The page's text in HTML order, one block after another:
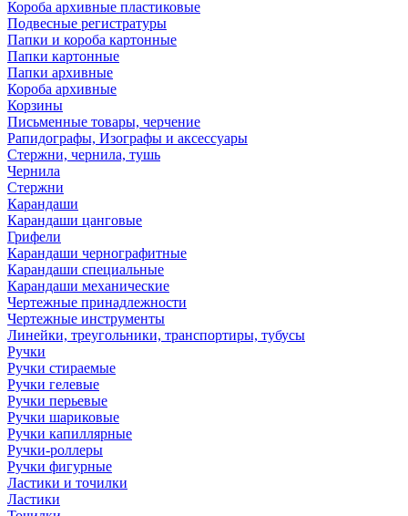
Короба архивные пластиковые
Подвесные регистратуры
Папки и короба картонные
Папки картонные
Папки архивные
Короба архивные
Корзины
Письменные товары, черчение
Рапидографы, Изографы и аксессуары
Стержни, чернила, тушь
Чернила
Стержни
Карандаши
Карандаши цанговые
Грифели
Карандаши чернографитные
Карандаши специальные
Карандаши механические
Чертежные принадлежности
Чертежные инструменты
Линейки, треугольники, транспортиры, тубусы
Ручки
Ручки стираемые
Ручки гелевые
Ручки перьевые
Ручки шариковые
Ручки капиллярные
Ручки-роллеры
Ручки фигурные
Ластики и точилки
Ластики